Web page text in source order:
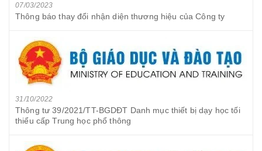
07/03/2023
Thông báo thay đổi nhận diện thương hiệu của Công ty
31/10/2022
Thông tư 39/2021/TT-BGDĐT Danh mục thiết bị dạy học tối
thiểu cấp Trung học phổ thông